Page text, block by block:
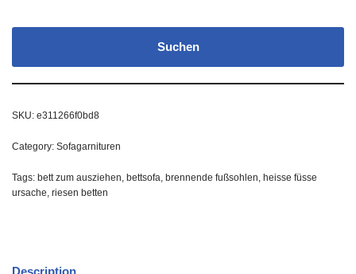
Suchen
SKU: e311266f0bd8
Category: Sofagarnituren
Tags: bett zum ausziehen bettsofa brennende fußsohlen heisse füsse
ursache riesen betten